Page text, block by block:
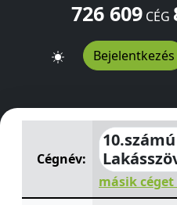
726 609CÉG
Bejelentkezés
10.számú
Cégnév:
10.számú
másik